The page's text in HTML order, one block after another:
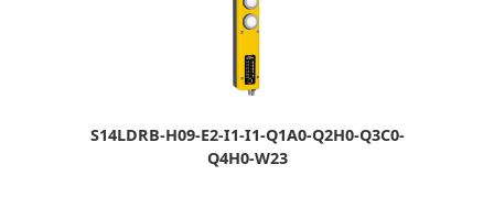
S14LDRB-H09-E2-I1-I1-Q1A0-Q2H0-Q3C0-
Q4H0-W23